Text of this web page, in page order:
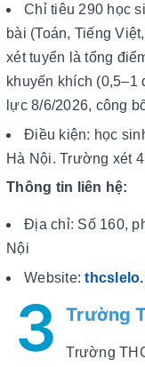
Chỉ tiêu 290 học
bài (Toán, Tiếng
xét tuyển là tổng
khuyến khích (0,5–1
lực 8/6/2026, công
Điều kiện: học
Hà Nội. Trường xét
Thông tin liên hệ:
Địa chỉ: Số 160,
Nội
Website:
3 Trường
Trường